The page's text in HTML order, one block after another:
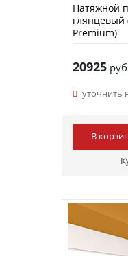
Натяжной
глянцевый
Premium)
20925
уточнить
В